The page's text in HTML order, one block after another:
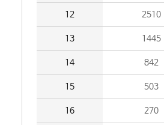
12 2510
13 1445
14 842
15 503
16 270